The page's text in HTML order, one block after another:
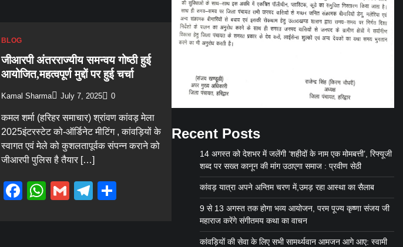
BLOG
जीआरपी अंतरराज्यीय समन्वय गोष्ठी हुई
आयोजित,महत्वपूर्ण मुद्दों पर हुई चर्चा
Kamal Sharma July 7, 2025 0
कमल शर्मा (हरिहर समाचार) श्रांवण कांवड़ मेला
2025इंटरस्टेट को-ऑर्डिनेट मीटिंग , कांवड़ियों के
स्वागत एवं मेले को कुशलतापूर्वक संपन्न कराने को
जीआरपी पुलिस है तैयार […]
Facebook
WhatsApp
GmailTelegram
Recent Posts
14 अगस्त को देशभर में जलेंगी ‘शहीदों के नाम एक मोमबत्ती’, रिफ्यूजी
शब्द पर सख्त कानून की मांग उठाएगा समाज : प्रवीण सेठी
कांवड़ यात्रा अपने अन्तिम चरण में,उमड़ रहा आस्था का सैलाब
9 से 13 अगस्त तक होगा भव्य आयोजन, परम पूज्य कृष्णा संजय जी
महाराज करेंगे संगीतमय कथा का वाचन
कांवड़ियों की सेवा के लिए सभी सामर्थ्यवान आमजन आगे आए: स्वामी